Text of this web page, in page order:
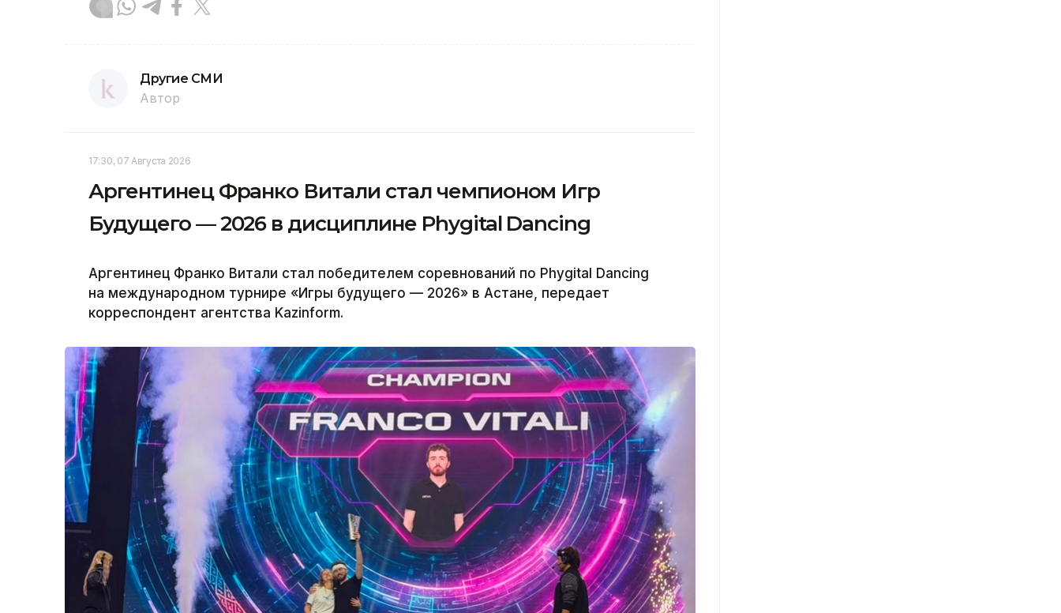
Другие СМИ
Автор
17:30, 07 Августа 2026
Аргентинец Франко Витали стал чемпионом Игр
Будущего — 2026 в дисциплине Phygital Dancing
Аргентинец Франко Витали стал победителем соревнований по Phygital Dancing
на международном турнире «Игры будущего — 2026» в Астане, передает
корреспондент агентства Kazinform.